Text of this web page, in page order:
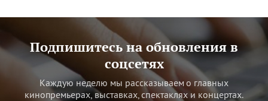
Подпишитесь на обновления в
соцсетях
Каждую неделю мы рассказываем о главных
кинопремьерах, выставках, спектаклях и концертах.